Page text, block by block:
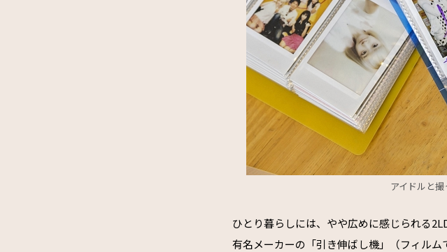
アイドルと
ひとり暮らしには、やや広めに感じられる
有名メーカーの「引き伸ばし機」（フィルム